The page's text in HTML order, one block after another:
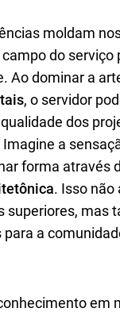
moldam
do serviço
Ao dominar a
, o servidor
dos
a
forma através
. Isso não
superiores, mas
a
em